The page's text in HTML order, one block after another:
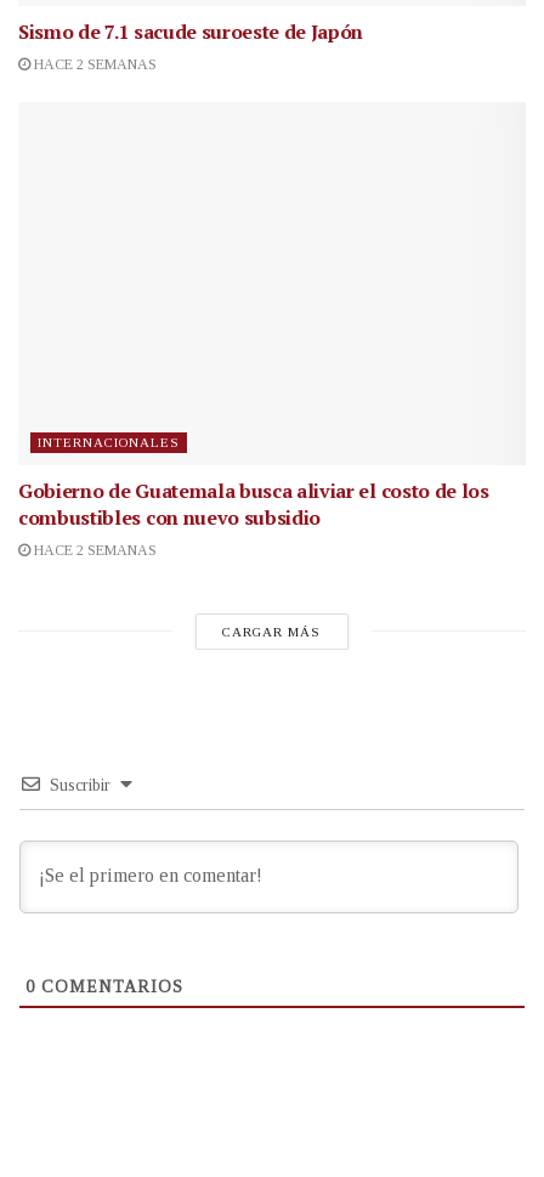
Sismo de 7.1 sacude suroeste de Japón
HACE 2 SEMANAS
INTERNACIONALES
Gobierno de Guatemala busca aliviar el costo de los
combustibles con nuevo subsidio
HACE 2 SEMANAS
CARGAR MÁS
Suscribir
0 COMENTARIOS